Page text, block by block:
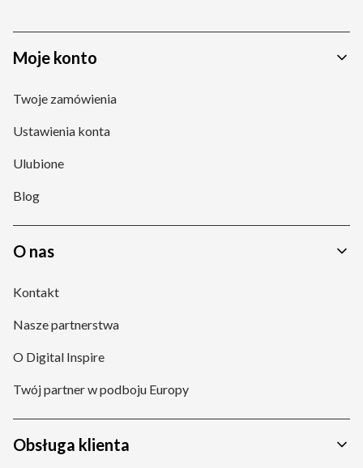
Linki w stopce
Moje konto
Twoje zamówienia
Ustawienia konta
Ulubione
Blog
O nas
Kontakt
Nasze partnerstwa
O Digital Inspire
Twój partner w podboju Europy
Obsługa klienta